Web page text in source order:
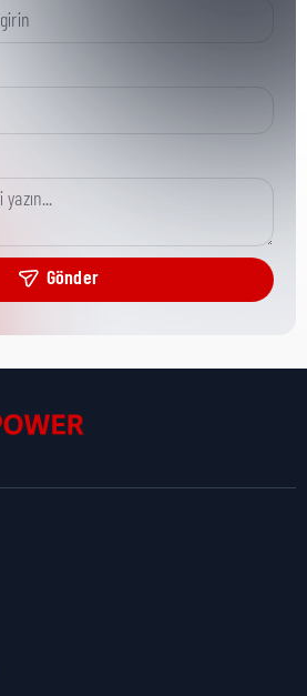
Gönder